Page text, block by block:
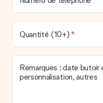
Quantité (10+)
Remarques : date butoir
personnalisation, autres